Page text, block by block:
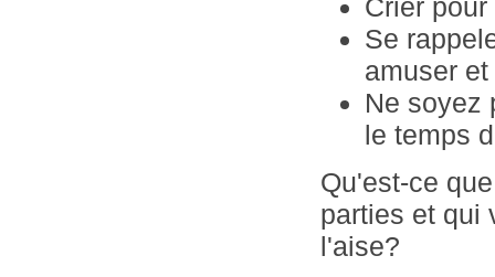
Crier
Se
amuser
Ne soyez
le temps
Qu'est-ce
parties et qui
l'aise?